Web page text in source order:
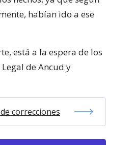
habían ido a ese
está a la espera de los
de Ancud y
correcciones